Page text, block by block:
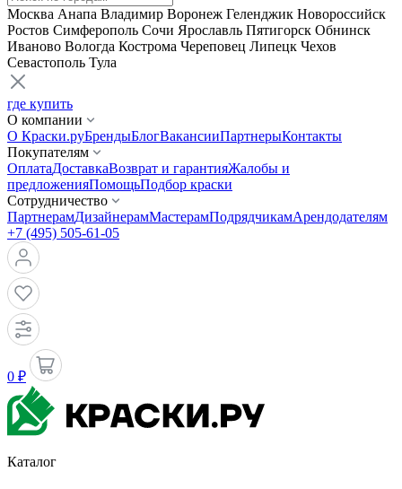
Москва Анапа Владимир Воронеж Геленджик Новороссийск
Ростов Симферополь Сочи Ярославль Пятигорск Обнинск
Иваново Вологда Кострома Череповец Липецк Чехов
Севастополь Тула
где купить
О компании
О Краски.руБрендыБлогВакансииПартнерыКонтакты
Покупателям
ОплатаДоставкаВозврат и гарантияЖалобы и
предложенияПомощьПодбор краски
Сотрудничество
ПартнерамДизайнерамМастерамПодрядчикамАрендодателям
+7 (495) 505-61-05
0 ₽
Каталог